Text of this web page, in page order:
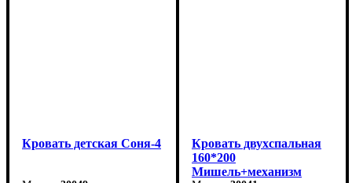
Кровать детская Соня-4
Кровать двухспальная
160*200
Мишель+механизм